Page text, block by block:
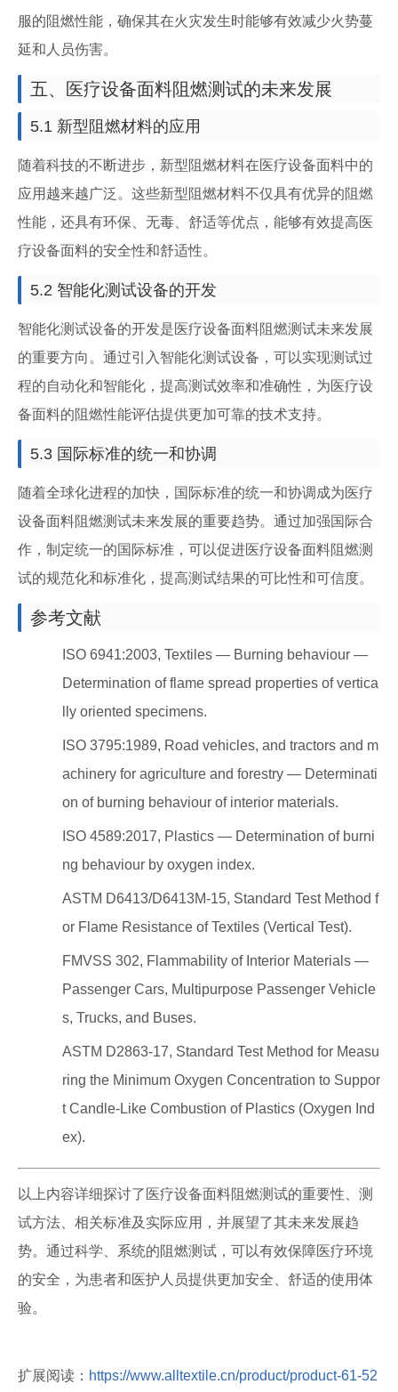
服的阻燃性能，确保其在火灾发生时能够有效减少火势蔓
延和人员伤害。
五、医疗设备面料阻燃测试的未来发展
5.1 新型阻燃材料的应用
随着科技的不断进步，新型阻燃材料在医疗设备面料中的
应用越来越广泛。这些新型阻燃材料不仅具有优异的阻燃
性能，还具有环保、无毒、舒适等优点，能够有效提高医
疗设备面料的安全性和舒适性。
5.2 智能化测试设备的开发
智能化测试设备的开发是医疗设备面料阻燃测试未来发展
的重要方向。通过引入智能化测试设备，可以实现测试过
程的自动化和智能化，提高测试效率和准确性，为医疗设
备面料的阻燃性能评估提供更加可靠的技术支持。
5.3 国际标准的统一和协调
随着全球化进程的加快，国际标准的统一和协调成为医疗
设备面料阻燃测试未来发展的重要趋势。通过加强国际合
作，制定统一的国际标准，可以促进医疗设备面料阻燃测
试的规范化和标准化，提高测试结果的可比性和可信度。
参考文献
ISO 6941:2003, Textiles — Burning behaviour —
Determination of flame spread properties of vertica
lly oriented specimens.
ISO 3795:1989, Road vehicles, and tractors and m
achinery for agriculture and forestry — Determinati
on of burning behaviour of interior materials.
ISO 4589:2017, Plastics — Determination of burni
ng behaviour by oxygen index.
ASTM D6413/D6413M-15, Standard Test Method f
or Flame Resistance of Textiles (Vertical Test).
FMVSS 302, Flammability of Interior Materials —
Passenger Cars, Multipurpose Passenger Vehicle
s, Trucks, and Buses.
ASTM D2863-17, Standard Test Method for Measu
ring the Minimum Oxygen Concentration to Suppor
t Candle-Like Combustion of Plastics (Oxygen Ind
ex).
以上内容详细探讨了医疗设备面料阻燃测试的重要性、测
试方法、相关标准及实际应用，并展望了其未来发展趋
势。通过科学、系统的阻燃测试，可以有效保障医疗环境
的安全，为患者和医护人员提供更加安全、舒适的使用体
验。
扩展阅读： https://www.alltextile.cn/product/product-61-52